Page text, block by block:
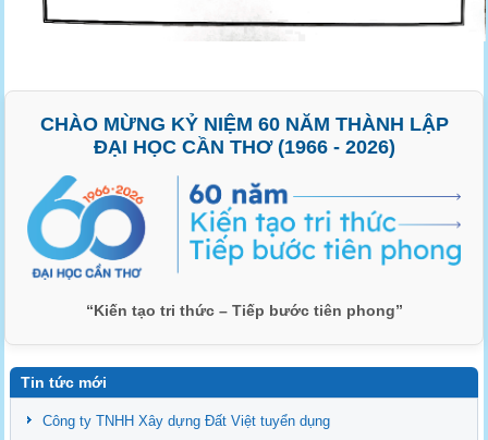
CHÀO MỪNG KỶ NIỆM 60 NĂM THÀNH LẬP
ĐẠI HỌC CẦN THƠ (1966 - 2026)
“Kiến tạo tri thức – Tiếp bước tiên phong”
Tin tức mới
Công ty TNHH Xây dựng Đất Việt tuyển dụng